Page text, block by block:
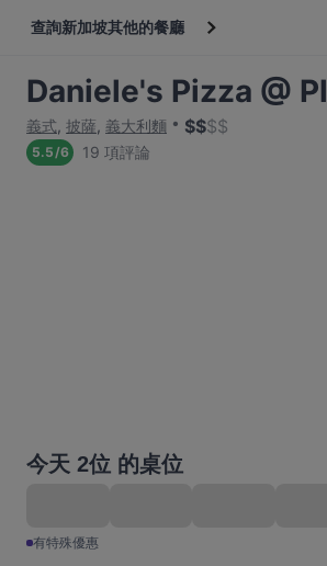
查詢新加坡其他的餐廳
Daniele's Pizza @
義式, 披薩, 義大利麵 $$$$
5.5/6 19 項評論
今天 2位 的桌位
有特殊優惠